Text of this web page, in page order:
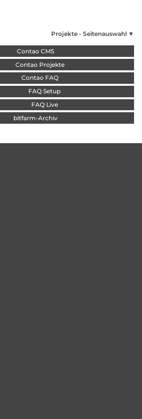
Projekte - Seitenauswahl ▼
Navigation überspringen
Contao CMS
Contao Projekte
Contao FAQ
FAQ Setup
FAQ Live
bitfarm-Archiv